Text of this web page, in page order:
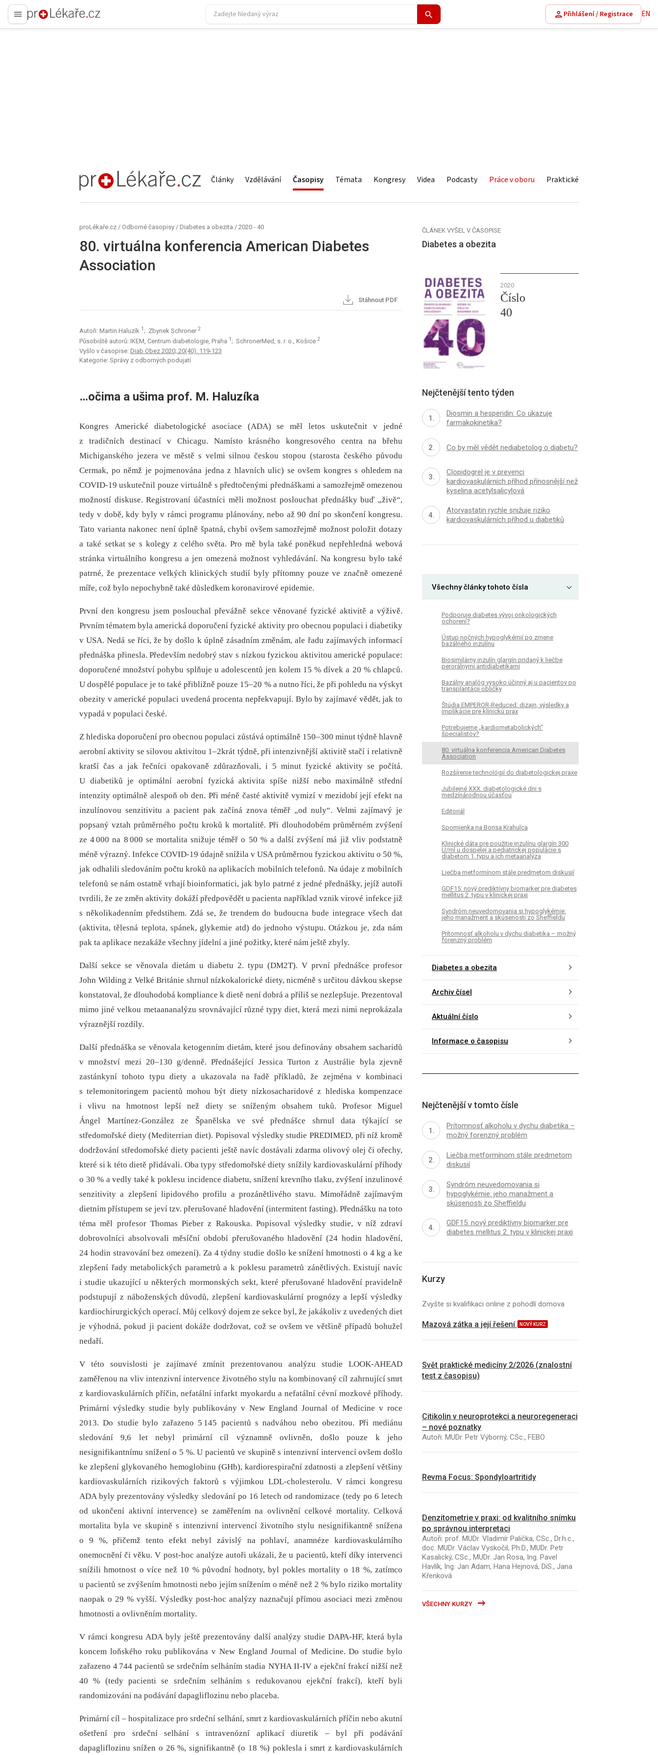
proLékaře.cz
Přihlášení / Registrace EN
proLékaře.cz Články Vzdělávání Časopisy Témata Kongresy Videa Podcasty Práce v oboru Praktické
proLékaře.cz / Odborné časopisy / Diabetes a obezita / 2020 - 40
80. virtuálna konferencia American Diabetes
Association
Stáhnout PDF
Autoři: Martin Haluzík 1 ; Zbynek Schroner 2
Působiště autorů: IKEM, Centrum diabetologie, Praha 1 ; SchronerMed, s. r. o., Košice 2
Vyšlo v časopise: Diab Obez 2020; 20(40): 119-123
Kategorie: Správy z odborných podujatí
…očima a ušima prof. M. Haluzíka
Kongres Americké diabetologické asociace (ADA) se měl letos uskutečnit v jedné
z tradičních destinací v Chicagu. Namísto krásného kongresového centra na břehu
Michiganského jezera ve městě s velmi silnou českou stopou (starosta českého původu
Cermak, po němž je pojmenována jedna z hlavních ulic) se ovšem kongres s ohledem na
COVID-19 uskutečnil pouze virtuálně s předtočenými přednáškami a samozřejmě omezenou
možností diskuse. Registrovaní účastníci měli možnost poslouchat přednášky buď „živě“,
tedy v době, kdy byly v rámci programu plánovány, nebo až 90 dní po skončení kongresu.
Tato varianta nakonec není úplně špatná, chybí ovšem samozřejmě možnost položit dotazy
a také setkat se s kolegy z celého světa. Pro mě byla také poněkud nepřehledná webová
stránka virtuálního kongresu a jen omezená možnost vyhledávání. Na kongresu bylo také
patrné, že prezentace velkých klinických studií byly přítomny pouze ve značně omezené
míře, což bylo nepochybně také důsledkem koronavirové epidemie.
První den kongresu jsem poslouchal převážně sekce věnované fyzické aktivitě a výživě.
Prvním tématem byla americká doporučení fyzické aktivity pro obecnou populaci i diabetiky
v USA. Nedá se říci, že by došlo k úplně zásadním změnám, ale řadu zajímavých informací
přednáška přinesla. Především nedobrý stav s nízkou fyzickou aktivitou americké populace:
doporučené množství pohybu splňuje u adolescentů jen kolem 15 % dívek a 20 % chlapců.
U dospělé populace je to také přibližně pouze 15–20 % a nutno říci, že při pohledu na výskyt
obezity v americké populaci uvedená procenta nepřekvapují. Bylo by zajímavé vědět, jak to
vypadá v populaci české.
Z hlediska doporučení pro obecnou populaci zůstává optimálně 150–300 minut týdně hlavně
aerobní aktivity se silovou aktivitou 1–2krát týdně, při intenzivnější aktivitě stačí i relativně
kratší čas a jak řečníci opakovaně zdůrazňovali, i 5 minut fyzické aktivity se počítá.
U diabetiků je optimální aerobní fyzická aktivita spíše nižší nebo maximálně střední
intenzity optimálně alespoň ob den. Při méně časté aktivitě vymizí v mezidobí její efekt na
inzulínovou senzitivitu a pacient pak začíná znova téměř „od nuly“. Velmi zajímavý je
popsaný vztah průměrného počtu kroků k mortalitě. Při dlouhodobém průměrném zvýšení
ze 4 000 na 8 000 se mortalita snižuje téměř o 50 % a další zvýšení má již vliv podstatně
méně výrazný. Infekce COVID-19 údajně snížila v USA průměrnou fyzickou aktivitu o 50 %,
jak odhalili sledováním počtu kroků na aplikacích mobilních telefonů. Na údaje z mobilních
telefonů se nám ostatně vrhají bioinformatici, jak bylo patrné z jedné přednášky, jejíž autoři
tvrdili, že ze změn aktivity dokáží předpovědět u pacienta například vznik virové infekce již
s několikadenním předstihem. Zdá se, že trendem do budoucna bude integrace všech dat
(aktivita, tělesná teplota, spánek, glykemie atd) do jednoho výstupu. Otázkou je, zda nám
pak ta aplikace nezakáže všechny jídelní a jiné požitky, které nám ještě zbyly.
Další sekce se věnovala dietám u diabetu 2. typu (DM2T). V první přednášce profesor
John Wilding z Velké Británie shrnul nízkokalorické diety, nicméně s určitou dávkou skepse
konstatoval, že dlouhodobá kompliance k dietě není dobrá a příliš se nezlepšuje. Prezentoval
mimo jiné velkou metaananalýzu srovnávající různé typy diet, která mezi nimi neprokázala
výraznější rozdíly.
Další přednáška se věnovala ketogenním dietám, které jsou definovány obsahem sacharidů
v množství mezi 20–130 g/denně. Přednášející Jessica Turton z Austrálie byla zjevně
zastánkyní tohoto typu diety a ukazovala na řadě příkladů, že zejména v kombinaci
s telemonitoringem pacientů mohou být diety nízkosacharidové z hlediska kompenzace
i vlivu na hmotnost lepší než diety se sníženým obsahem tuků. Profesor Miguel
Ángel Martínez-González ze Španělska ve své přednášce shrnul data týkající se
středomořské diety (Mediterrian diet). Popisoval výsledky studie PREDIMED, při níž kromě
dodržování středomořské diety pacienti ještě navíc dostávali zdarma olivový olej či ořechy,
které si k této dietě přidávali. Oba typy středomořské diety snížily kardiovaskulární příhody
o 30 % a vedly také k poklesu incidence diabetu, snížení krevního tlaku, zvýšení inzulinové
senzitivity a zlepšení lipi­dového profilu a prozánětlivého stavu. Mimořádně zajímavým
dietním přístupem se jeví tzv. přerušované hladovění (intermitent fasting). Přednášku na toto
téma měl profesor Thomas Pieber z Rakouska. Popisoval výsledky studie, v níž zdraví
dobrovolníci absolvovali měsíční období přerušovaného hladovění (24 hodin hladovění,
24 hodin stravování bez omezení). Za 4 týdny studie došlo ke snížení hmotnosti o 4 kg a ke
zlepšení řady metabolických parametrů a k poklesu parametrů zánětlivých. Existují navíc
i studie ukazující u některých mormonských sekt, které přerušované hladovění pravidelně
podstupují z náboženských důvodů, zlepšení kardiovaskulární prognózy a lepší výsledky
kardiochirurgických operací. Můj celkový dojem ze sekce byl, že jakákoliv z uvedených diet
je výhodná, pokud ji pacient dokáže dodržovat, což se ovšem ve většině případů bohužel
nedaří.
V této souvislosti je zajímavé zmínit prezentovanou analýzu studie LOOK-AHEAD
zaměřenou na vliv intenzivní intervence životného stylu na kombinovaný cíl zahrnující smrt
z kardiovaskulárních příčin, nefatální infarkt myokardu a nefatální cévní mozkové příhody.
Primární výsledky studie byly publikovány v New England Journal of Medicine v roce
2013. Do studie bylo zařazeno 5 145 pacientů s nadváhou nebo obezitou. Při mediánu
sledování 9,6 let nebyl primární cíl významně ovlivněn, došlo pouze k jeho
nesignifikantnímu snížení o 5 %. U pacientů ve skupině s intenzivní intervencí ovšem došlo
ke zlepšení glykovaného hemo­globinu (GHb), kardiorespirační zdatnosti a zlepšení většiny
kardiovaskulárních rizikových faktorů s výjimkou LDL-cholesterolu. V rámci kongresu
ADA byly prezentovány výsledky sledování po 16 letech od randomizace (tedy po 6 letech
od ukončení aktivní intervence) se zaměřením na ovlivnění celkové mortality. Celková
mortalita byla ve skupině s intenzivní intervencí životního stylu nesignifikantně snížena
o 9 %, přičemž tento efekt nebyl závislý na pohlaví, anamnéze kardiovaskulárního
onemocnění či věku. V post-hoc analýze autoři ukázali, že u pacientů, kteří díky intervenci
snížili hmotnost o více než 10 % původní hodnoty, byl pokles mortality o 18 %, zatímco
u pacientů se zvýšením hmotnosti nebo jejím snížením o méně než 2 % bylo riziko mortality
naopak o 29 % vyšší. Výsledky post-hoc analýzy naznačují přímou asociaci mezi změnou
hmotnosti a ovlivněním mortality.
V rámci kongresu ADA byly ještě prezentovány další analýzy studie DAPA-HF, která byla
koncem loňského roku publikována v New England Journal of Medicine. Do studie bylo
zařazeno 4 744 pacientů se srdečním selháním stadia NYHA II-IV a ejekční frakcí nižší než
40 % (tedy pacienti se srdečním selháním s redukovanou ejekční frakcí), kteří byli
randomizováni na podávání dapagliflozinu nebo placeba.
Primární cíl –⁠ hospitalizace pro srdeční selhání, smrt z kardiovaskulárních příčin nebo akutní
ošetření pro srdeční selhání s intravenózní aplikací diuretik –⁠ byl při podávání
dapagliflozinu snížen o 26 %, signifikantně (o 18 %) poklesla i smrt z kardiovaskulárních
ČLÁNEK VYŠEL V ČASOPISE
Diabetes a obezita
2020
Číslo
40
Nejčtenější tento týden
Diosmin a hesperidin: Co ukazuje
farmakokinetika?
Co by měl vědět nediabetolog o diabetu?
Clopidogrel je v prevenci
kardiovaskulárních příhod přínosnější než
kyselina acetylsalicylová
Atorvastatin rychle snižuje riziko
kardiovaskulárních příhod u diabetiků
Všechny články tohoto čísla
Podporuje diabetes vývoj onkologických
ochorení?
Ústup nočných hypoglykémií po zmene
bazálneho inzulínu
Biosimilárny inzulín glargín pridaný k liečbe
perorálnymi antidiabetikami
Bazálny analóg vysoko účinný aj u pacientov po
transplantácii obličky
Štúdia EMPEROR-Reduced: dizajn, výsledky a
implikácie pre klinickú prax
Potrebujeme „kardiometabolických“
špecialistov?
80. virtuálna konferencia American Diabetes
Association
Rozšírenie technológií do diabetologickej praxe
Jubilejné XXX. diabetologické dni s
medzinárodnou účasťou
Editoriál
Spomienka na Borisa Krahulca
Klinické dáta pre použitie inzulínu glargín 300
U/ml u dospelej a pediatrickej populácie s
diabetom 1. typu a ich metaanalýza
Liečba metformínom stále predmetom diskusií
GDF15: nový prediktívny biomarker pre diabetes
mellitus 2. typu v klinickej praxi
Syndróm neuvedomovania si hypoglykémie:
jeho manažment a skúsenosti zo Sheffieldu
Prítomnosť alkoholu v dychu diabetika – možný
forenzný problém
Diabetes a obezita
Archiv čísel
Aktuální číslo
Informace o časopisu
Nejčtenější v tomto čísle
Prítomnosť alkoholu v dychu diabetika –
možný forenzný problém
Liečba metformínom stále predmetom
diskusií
Syndróm neuvedomovania si
hypoglykémie: jeho manažment a
skúsenosti zo Sheffieldu
GDF15: nový prediktívny biomarker pre
diabetes mellitus 2. typu v klinickej praxi
Kurzy
Zvyšte si kvalifikaci online z pohodlí domova
Mazová zátka a její řešení NOVÝ KURZ
Svět praktické medicíny 2/2026 (znalostní
test z časopisu)
Citikolin v neuroprotekci a neuroregeneraci
– nové poznatky
Autoři: MUDr. Petr Výborný, CSc., FEBO
Revma Focus: Spondyloartritidy
Denzitometrie v praxi: od kvalitního snímku
po správnou interpretaci
Autoři: prof. MUDr. Vladimír Palička, CSc., Dr.h.c.,
doc. MUDr. Václav Vyskočil, Ph.D., MUDr. Petr
Kasalický, CSc., MUDr. Jan Rosa, Ing. Pavel
Havlík, Ing. Jan Adam, Hana Hejnová, DiS., Jana
Křenková
VŠECHNY KURZY